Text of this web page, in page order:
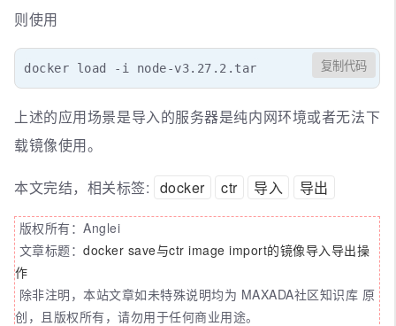
则使用
docker load -i node-v3.27.2.tar 复制代码
上述的应用场景是导入的服务器是纯内网环境或者无法下
载镜像使用。
本文完结，相关标签: docker ctr 导入 导出
版权所有：Anglei
文章标题： docker save与ctr image import的镜像导入导出操
作
除非注明，本站文章如未特殊说明均为 MAXADA社区知识库 原
创，且版权所有，请勿用于任何商业用途。